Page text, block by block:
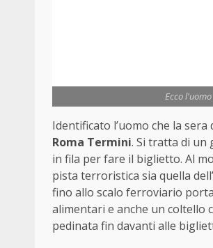
Ecco
Identificato l’uomo che la sera
Roma Termini. Si tratta di un
in fila per fare il biglietto. Al
pista terroristica sia quella
fino allo scalo ferroviario
alimentari e anche un coltello
pedinata fin davanti alle